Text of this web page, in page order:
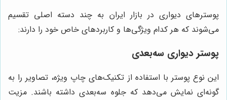
پوسترهای دیواری در بازار ایران به چند دسته اصلی تقسیم
می‌شوند که هر کدام ویژگی‌ها و کاربردهای خاص خود را دارند:
پوستر دیواری سه‌بعدی
این نوع پوستر با استفاده از تکنیک‌های چاپ ویژه، تصاویر را به
گونه‌ای نمایش می‌دهد که جلوه سه‌بعدی داشته باشند. مزیت